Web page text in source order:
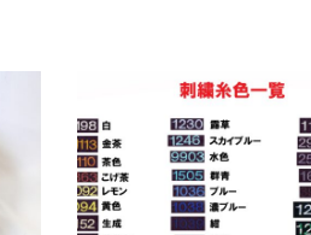
2024.08.29
お知らせ 未分類 武修堂だより